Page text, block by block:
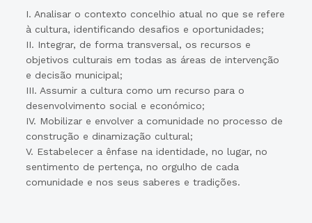
I. Analisar o contexto concelhio atual no que se refere
à cultura, identificando desafios e oportunidades;
II. Integrar, de forma transversal, os recursos e
objetivos culturais em todas as áreas de intervenção
e decisão municipal;
III. Assumir a cultura como um recurso para o
desenvolvimento social e económico;
IV. Mobilizar e envolver a comunidade no processo de
construção e dinamização cultural;
V. Estabelecer a ênfase na identidade, no lugar, no
sentimento de pertença, no orgulho de cada
comunidade e nos seus saberes e tradições.